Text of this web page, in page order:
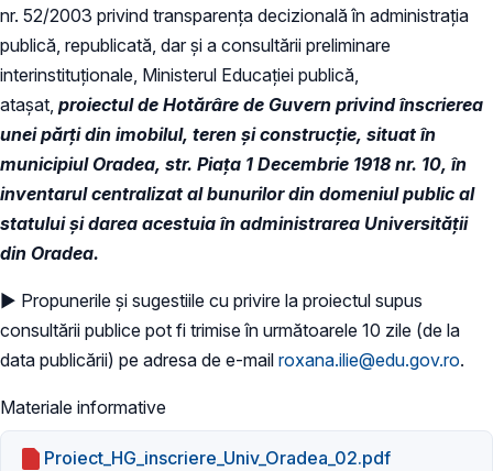
nr. 52/2003 privind transparenţa decizională în administraţia
publică, republicată, dar și a consultării preliminare
interinstituționale, Ministerul Educaţiei publică,
atașat, proiectul de Hotărâre de Guvern privind înscrierea
unei părți din imobilul, teren şi construcție, situat în
municipiul Oradea, str. Piața 1 Decembrie 1918 nr. 10, în
inventarul centralizat al bunurilor din domeniul public al
statului și darea acestuia în administrarea Universității
din Oradea.
► Propunerile și sugestiile cu privire la proiectul supus
consultării publice pot fi trimise în următoarele 10 zile (de la
data publicării) pe adresa de e-mail roxana.ilie@edu.gov.ro.
Materiale informative
Proiect_HG_inscriere_Univ_Oradea_02.pdf